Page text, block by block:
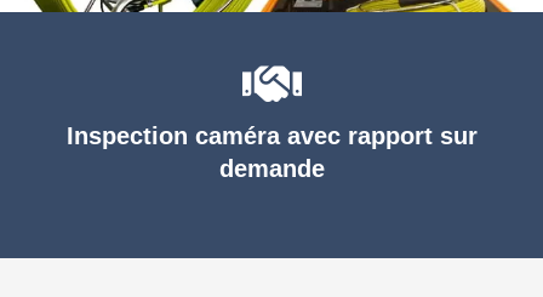
Inspection caméra avec rapport sur
demande